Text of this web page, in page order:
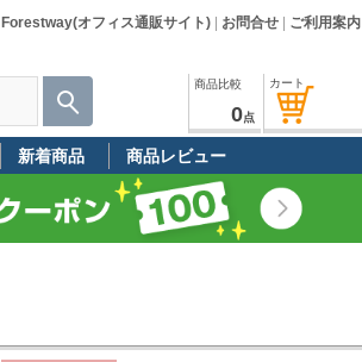
Forestway(オフィス通販サイト) お問合せ ご利用案内
カート
商品比較
0点
新着商品 商品レビュー